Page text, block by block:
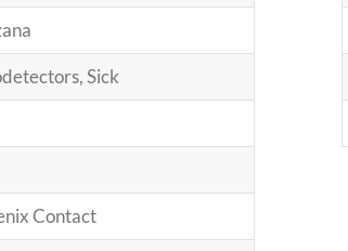
Sick
Contact